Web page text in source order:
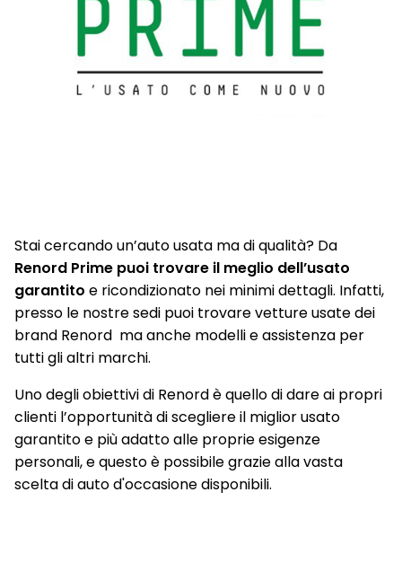
Stai cercando un’auto usata ma di qualità? Da
Renord Prime puoi trovare il meglio dell’usato
garantito e ricondizionato nei minimi dettagli. Infatti,
presso le nostre sedi puoi trovare vetture usate dei
brand Renord ma anche modelli e assistenza per
tutti gli altri marchi.
Uno degli obiettivi di Renord è quello di dare ai propri
clienti l’opportunità di scegliere il miglior usato
garantito e più adatto alle proprie esigenze
personali, e questo è possibile grazie alla vasta
scelta di auto d'occasione disponibili.